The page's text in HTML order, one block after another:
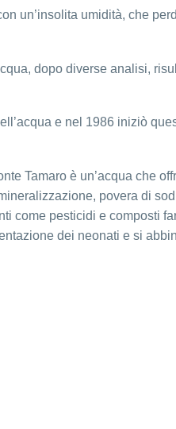
un’insolita umidità, che
dopo diverse analisi,
e nel 1986 iniziò
Tamaro è un’acqua che
povera di
come pesticidi e composti
dei neonati e si